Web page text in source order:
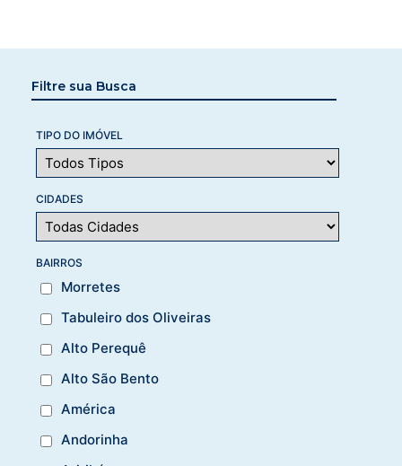
Filtre sua Busca
TIPO DO IMÓVEL
CIDADES
BAIRROS
Morretes
Tabuleiro dos Oliveiras
Alto Perequê
Alto São Bento
América
Andorinha